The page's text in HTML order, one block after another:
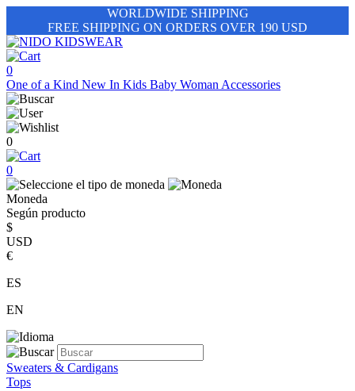
WORLDWIDE SHIPPING
FREE SHIPPING ON ORDERS OVER 190 USD
0
One of a Kind New In Kids Baby Woman Accessories
0
0
Moneda
Según producto
$
USD
€
ES
EN
Sweaters & Cardigans
Tops